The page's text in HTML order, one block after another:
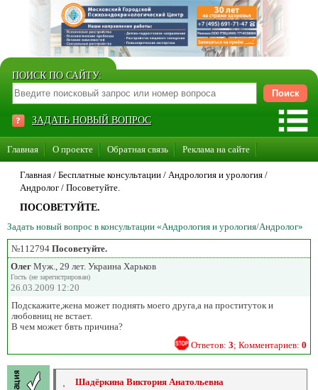
ПОИСК ПО САЙТУ:
ЗАДАТЬ НОВЫЙ ВОПРОС
Главная О проекте Обратная связь Реклама на сайте
Стать консультантом нашего сайта
Суперакция «Каждому врачу свой сайт»
Главная / Бесплатные консультации / Андрология и урология /
Андролог / Посоветуйте.
ПОСОВЕТУЙТЕ.
Задать новый вопрос в консультации «Андрология и урология/Андролог»
№112794 Посоветуйте.
Олег Муж., 29 лет. Украина Харьков
Гость (не зарегистрирован)
26.03.2009 12:20
Подскажите,жена может поднять моего друга,а на проституток и
любовниц не встает.
В чем может бвть причина?
Ответов: 3; Комментариев: 0
Шадёркина Виктория Анатольевна